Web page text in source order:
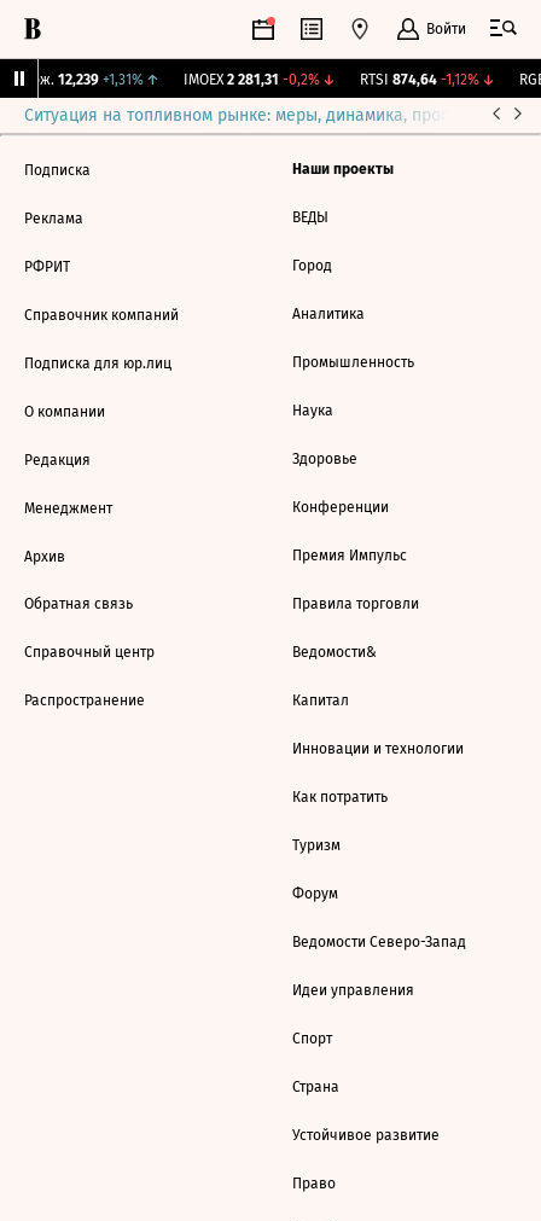
Войти
Бирж. 12,239 +1,31%↑ IMOEX 2 281,31 -0,2%↓ RTSI 874,64 -1,12%↓
Ситуация на топливном рынке: меры, динамика, прогнозы
Подписка
Реклама
РФРИТ
Справочник компаний
Подписка для юр.лиц
О компании
Редакция
Менеджмент
Архив
Обратная связь
Справочный центр
Распространение
Наши проекты
ВЕДЫ
Город
Аналитика
Промышленность
Наука
Здоровье
Конференции
Премия Импульс
Правила торговли
Ведомости&
Капитал
Инновации и технологии
Как потратить
Туризм
Форум
Ведомости Северо-Запад
Идеи управления
Спорт
Страна
Устойчивое развитие
Право